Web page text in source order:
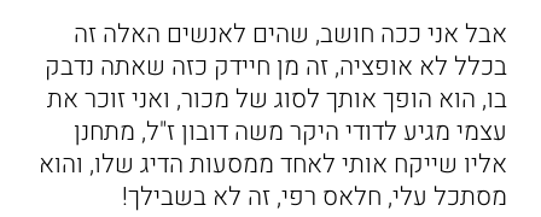
אבל אני ככה חושב, שהים לאנשים האלה זה
בכלל לא אופציה, זה מן חיידק כזה שאתה נדבק
בו, הוא הופך אותך לסוג של מכור, ואני זוכר את
עצמי מגיע לדודי היקר משה דובון ז"ל, מתחנן
אליו שייקח אותי לאחד ממסעות הדיג שלו, והוא
מסתכל עלי, חלאס רפי, זה לא בשבילך!